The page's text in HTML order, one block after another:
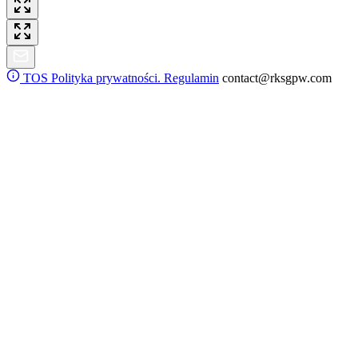
TOS Polityka prywatności. Regulamin contact@rksgpw.com